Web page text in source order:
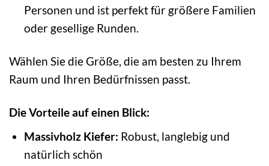
Personen und ist perfekt für größere Familien
oder gesellige Runden.
Wählen Sie die Größe, die am besten zu Ihrem
Raum und Ihren Bedürfnissen passt.
Die Vorteile auf einen Blick:
Massivholz Kiefer: Robust, langlebig und
natürlich schön